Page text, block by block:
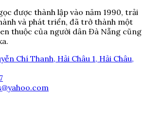
được thành lập vào năm 1990, trải
và phát triển, đã trở thành một
thuộc của người dân Đà Nẵng cũng
Chí Thanh, Hải Châu 1, Hải Châu,